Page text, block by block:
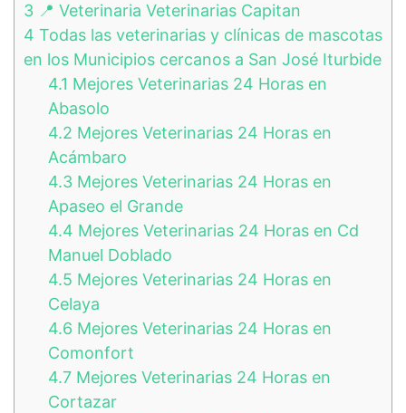
3 📍 Veterinaria Veterinarias Capitan
4 Todas las veterinarias y clínicas de mascotas
en los Municipios cercanos a San José Iturbide
4.1 Mejores Veterinarias 24 Horas en
Abasolo
4.2 Mejores Veterinarias 24 Horas en
Acámbaro
4.3 Mejores Veterinarias 24 Horas en
Apaseo el Grande
4.4 Mejores Veterinarias 24 Horas en Cd
Manuel Doblado
4.5 Mejores Veterinarias 24 Horas en
Celaya
4.6 Mejores Veterinarias 24 Horas en
Comonfort
4.7 Mejores Veterinarias 24 Horas en
Cortazar